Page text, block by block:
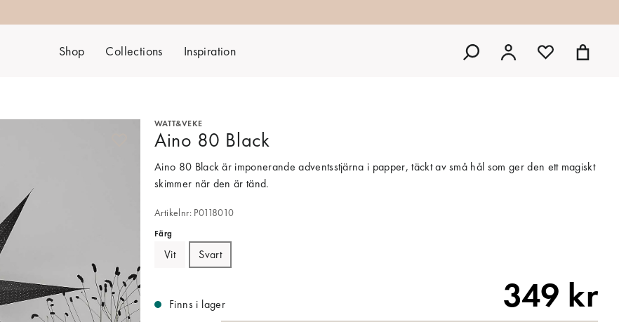
Shop Collections Inspiration
WATT&VEKE
Aino 80 Black
Aino 80 Black är imponerande adventsstjärna i papper, täckt av små hål som ger den ett magiskt
skimmer när den är tänd.
Artikelnr: P0118010
Färg
Vit Svart
Finns i lager 349 kr